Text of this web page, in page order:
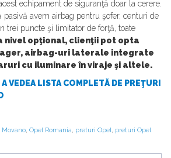
echipament de siguranţă doar la cerere.
pasivă avem airbag pentru şofer, centuri de
trei puncte şi limitator de forţă, toate
nivel opţional, clienţii pot opta
airbag-uri laterale integrate
cu iluminare în viraje şi altele.
VEDEA LISTA COMPLETĂ DE PREŢURI
Movano, Opel Romania, preturi Opel, preturi Opel